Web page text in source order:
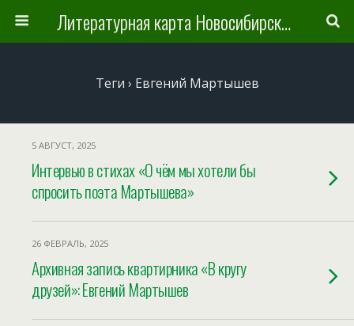
Литературная карта Новосибирска и Новосибирской области
Теги › Евгений Мартышев
5 АВГУСТ, 2025
Интервью в стихах «О чём мы хотели бы
спросить поэта Мартышева»
26 ФЕВРАЛЬ, 2025
Архивная запись квартирника «В кругу
друзей»: Евгений Мартышев